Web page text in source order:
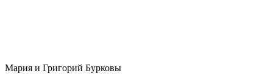
Мария и Григорий Бурковы